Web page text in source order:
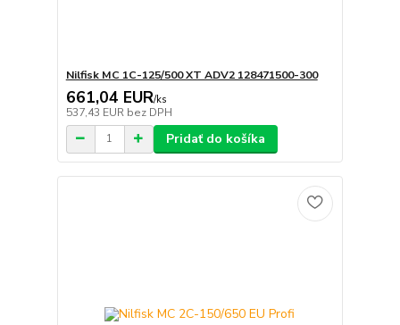
Nilfisk MC 1C-125/500 XT ADV2 128471500-300
661,04 EUR/ks
537,43 EUR bez DPH
Pridať do košíka